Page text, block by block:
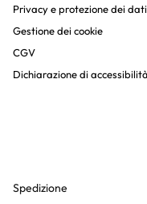
Privacy e protezione dei dati
Gestione dei cookie
CGV
Dichiarazione di accessibilità
Spedizione